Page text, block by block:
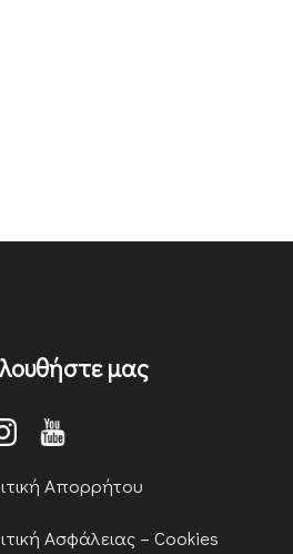
μας
Απορρήτου
Ασφάλειας – Cookies